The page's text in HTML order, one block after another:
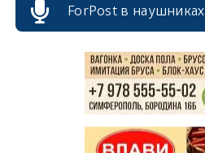
ForPost в наушниках